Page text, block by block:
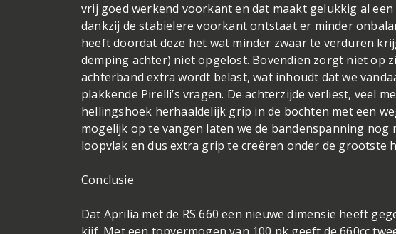
vrij goed werkend voorkant en dat maakt gelukkig al
dankzij de stabielere voorkant ontstaat er minder
heeft doordat deze het wat minder zwaar te verduren
demping achter) niet opgelost. Bovendien zorgt niet op
achterband extra wordt belast, wat inhoudt dat we
plakkende Pirelli’s vragen. De achterzijde verliest, veel
hellingshoek herhaaldelijk grip in de bochten met een
mogelijk op te vangen laten we de bandenspanning nog
loopvlak en dus extra grip te creëren onder de grootste
Conclusie
Dat Aprilia met de RS 660 een nieuwe dimensie heeft